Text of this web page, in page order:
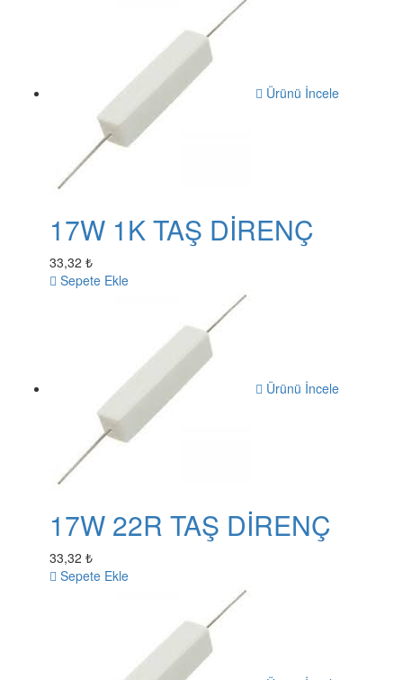
Ürünü İncele
17W 1K TAŞ DİRENÇ
33,32 ₺
Sepete Ekle
Ürünü İncele
17W 22R TAŞ DİRENÇ
33,32 ₺
Sepete Ekle